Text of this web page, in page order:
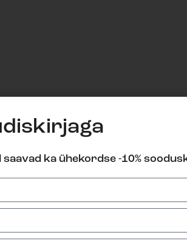
ka ühekordse -10%